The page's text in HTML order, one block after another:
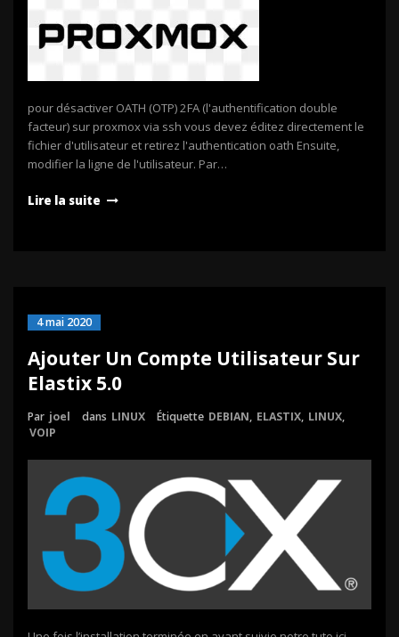
pour désactiver OATH (OTP) 2FA (l'authentification double
facteur) sur proxmox via ssh vous devez éditez directement le
fichier d'utilisateur et retirez l'authentication oath Ensuite,
modifier la ligne de l'utilisateur. Par…
Lire la suite
4 mai 2020
Ajouter Un Compte Utilisateur Sur
Elastix 5.0
Par joel dans LINUX Étiquette DEBIAN, ELASTIX, LINUX,
VOIP